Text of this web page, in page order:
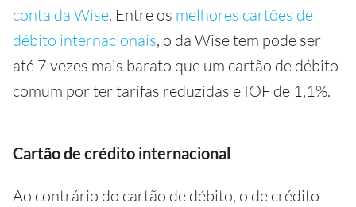
conta da Wise. Entre os melhores cartões de
débito internacionais, o da Wise tem pode ser
até 7 vezes mais barato que um cartão de débito
comum por ter tarifas reduzidas e IOF de 1,1%.
Cartão de crédito internacional
Ao contrário do cartão de débito, o de crédito